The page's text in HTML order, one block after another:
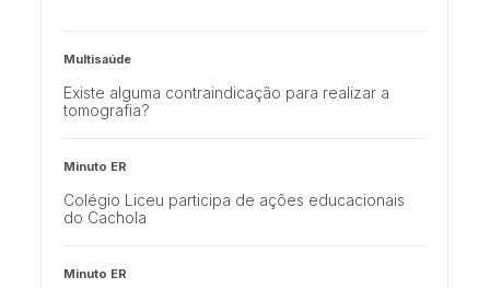
Multisaúde
Existe alguma contraindicação para realizar a
tomografia?
Minuto ER
Colégio Liceu participa de ações educacionais
do Cachola
Minuto ER